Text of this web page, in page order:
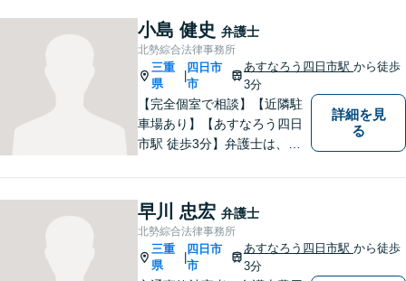
す。明瞭会計を心がけていま
す。まずはお気軽にご相談
を！
小島 健史 弁護士
北勢綜合法律事務所
三重
県
四日市
市
あすなろう四日市駅 から徒歩
3分
【完全個室で相談】【近隣駐
車場あり】【あすなろう四日
市駅 徒歩3分】弁護士は、依
わからないことがあれば、何
でも聞いてください。 問題解
決に向かって一緒に頑張りま
しょう。
詳細を見
る
早川 忠宏 弁護士
北勢綜合法律事務所
三重
県
四日市
市
あすなろう四日市駅 から徒歩
3分